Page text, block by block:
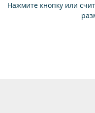
Нажмите кнопку или